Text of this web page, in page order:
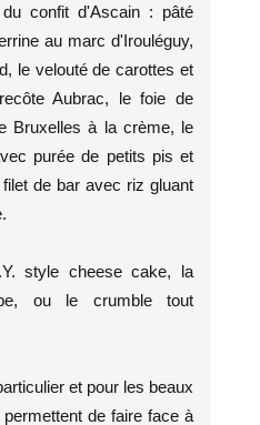
confit d'Ascain : pâté
au marc d'Irouléguy,
le velouté de carottes et
Aubrac, le foie de
Bruxelles à la crème, le
purée de petits pis et
de bar avec riz gluant
style cheese cake, la
ou le crumble tout
et pour les beaux
de faire face à